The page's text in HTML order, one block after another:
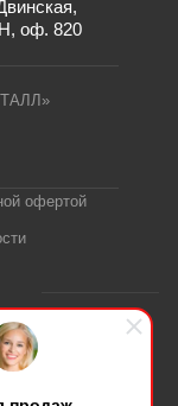
оф. 820
офертой